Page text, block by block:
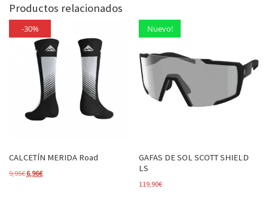
Productos relacionados
-30%
CALCETÍN MERIDA Road
9,95€ El precio original era: 9,95€.
6,96€El precio actual es: 6,96€.
Nuevo!
GAFAS DE SOL SCOTT SHIELD
LS
119,90€